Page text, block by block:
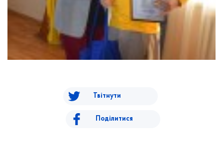
Твітнути
Поділитися